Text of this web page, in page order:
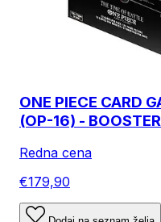
ONE PIECE CARD
(OP-16) -
Redna cena
€179,90